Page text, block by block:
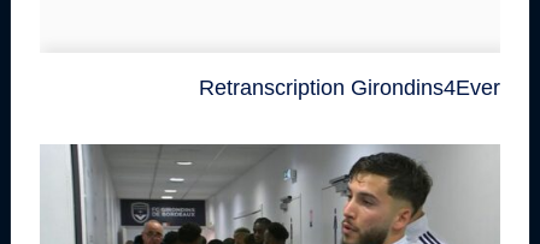
Retranscription Girondins4Ever